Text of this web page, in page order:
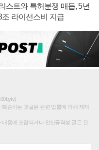
스트와 특허분쟁 매듭, 5년
조 라이선스비 지급
손하는 댓글은 관련 법률에 의해 제재
용에 포함되거나 인신공격성 글은 관